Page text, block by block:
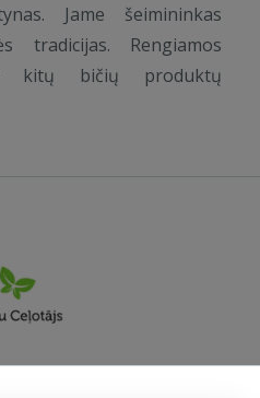
Jame šeimininkas
tradicijas. Rengiamos
kitų bičių produktų